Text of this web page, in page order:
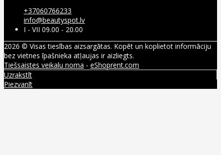
+37060766233
info@beautyspot.lv
I - VII 09.00 - 20.00
2026 © Visas tiesības aizsargātas. Kopēt un koplietot informāciju
bez vietnes īpašnieka atļaujas ir aizliegts.
Tiešsaistes veikalu noma - eShoprent.com
Uzrakstīt
Piezvanīt